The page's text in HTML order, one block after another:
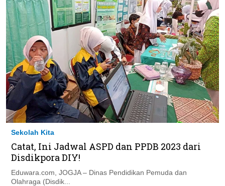
Sekolah Kita
Catat, Ini Jadwal ASPD dan PPDB 2023 dari
Disdikpora DIY!
Eduwara.com, JOGJA – Dinas Pendidikan Pemuda dan
Olahraga (Disdik...